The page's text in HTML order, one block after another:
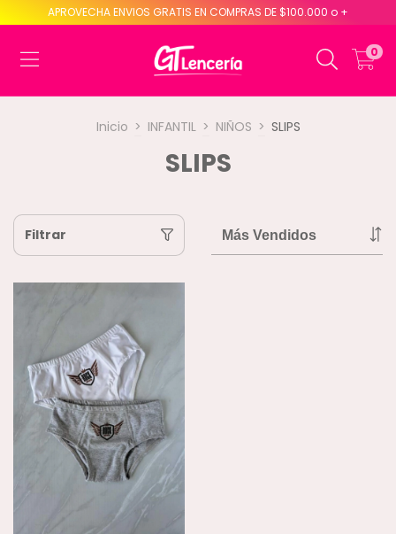
APROVECHA ENVIOS GRATIS EN COMPRAS DE $100.000 o +
0
Inicio > INFANTIL > NIÑOS > SLIPS
SLIPS
Filtrar